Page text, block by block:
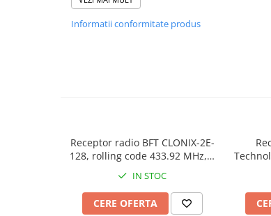
Yale Electromagnetice
Nu te multumi cu solutii de control al accesului
Continut pachet:
Receptor universal Roger Technology RX MULTI
Systems.ro
Informatii conformitate produs
Receptor radio BFT CLONIX-2E-
128, rolling code 433.92 MHz, 2
telecomenzi, programare
manuala & clonare, 12 - 24V
AC/DC
IN STOC
CERE OFERTA